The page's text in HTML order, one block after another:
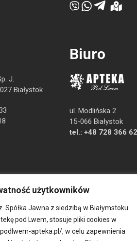
użytkowników
Spółka Jawna z siedzibą w Białymstoku
pod Lwem, stosuje pliki cookies w
apteka.pl/, w celu zapewnienia
J.
Białystok
Biuro
ul. Modlińska 2
15-066 Białystok
tel.: +48 728 366